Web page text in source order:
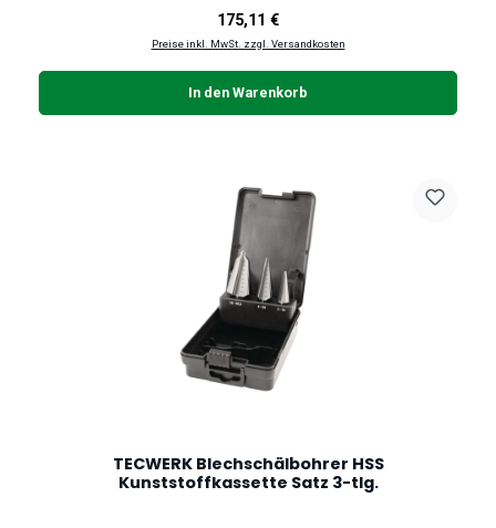
Regulärer Preis:
175,11 €
Preise inkl. MwSt. zzgl. Versandkosten
In den Warenkorb
TECWERK Blechschälbohrer HSS
Kunststoffkassette Satz 3-tlg.